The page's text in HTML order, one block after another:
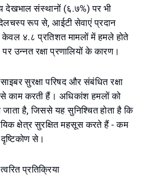
देखभाल संस्थानों (६.७%) पर भी
रूप से, आईटी सेवाएं प्रदान
केवल ४.८ प्रतिशत मामलों में हमले होते
उन्नत रक्षा प्रणालियों के कारण।
सुरक्षा परिषद और संबंधित रक्षा
से काम करती हैं। अधिकांश हमलों को
है, जिससे यह सुनिश्चित होता है कि
क्षेत्र सुरक्षित महसूस करते हैं - कम
से।
प्रतिक्रिया